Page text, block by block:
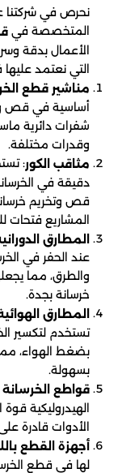
نحرص في شركتنا
المتخصصة في
الأعمال بدقة
التي نعتمد
مناشير قطع
أساسية في قص
شفرات دائرية
وقدرات مختلفة.
مثاقب الكور:
دقيقة في
قص وتخريم
المشاريع فتحات
المطارق
عند الحفر في
والطرق، مما
خرسانة بجدة.
المطارق
تستخدم لتكسير
بضغط الهواء،
بسهولة.
قواطع الخرسانة
الهيدروليكية
الأدوات قادرة
أجهزة القطع
لها في قطع